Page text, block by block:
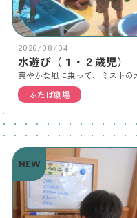
2026/08/04
水遊び（１・２歳児）
ふたば劇場
NEW